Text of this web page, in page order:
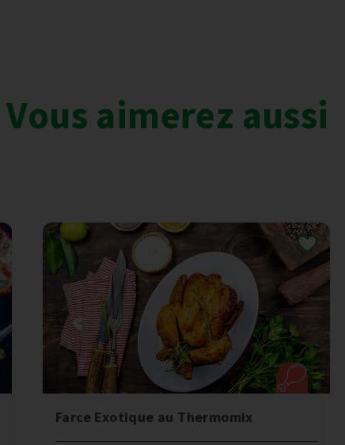
Vous aimerez aussi
Farce Exotique au Thermomix